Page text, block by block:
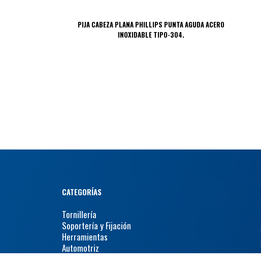
PIJA CABEZA PLANA PHILLIPS PUNTA AGUDA ACERO
INOXIDABLE TIPO-304.
CATEGORÍAS
Tornillería
Soportería y Fijación
Herramientas
Automotriz